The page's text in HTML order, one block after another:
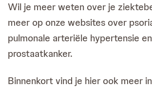
Wil je meer weten over je
meer op onze websites over
pulmonale arteriële hypertensie en
prostaatkanker.
Binnenkort vind je hier ook meer